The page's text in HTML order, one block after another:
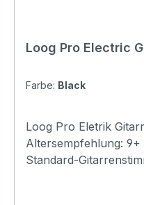
Loog Pro Electric
Farbe: Black
Loog Pro Eletrik
Altersempfehlung:
Standard-